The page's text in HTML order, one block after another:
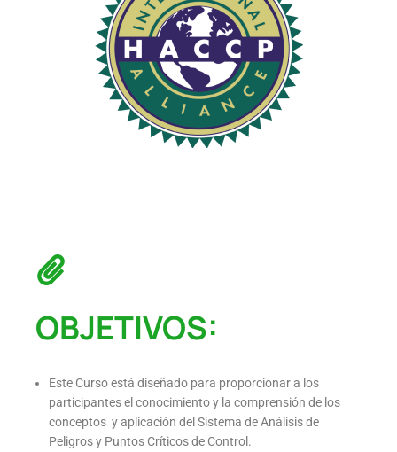
OBJETIVOS:
Este Curso está diseñado para proporcionar a los
participantes el conocimiento y la comprensión de los
conceptos y aplicación del Sistema de Análisis de
Peligros y Puntos Críticos de Control.